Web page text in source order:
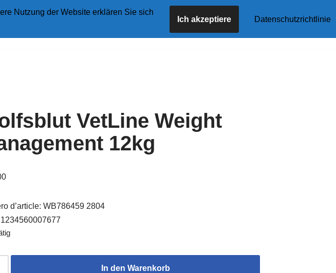
Shop Blog Kontakt
VetLine Weight
12kg
d’article: WB786459 2804
In den Warenkorb
Nutzung der Website erklären Sie sich
Ich akzeptiere Datenschutzrichtlinie